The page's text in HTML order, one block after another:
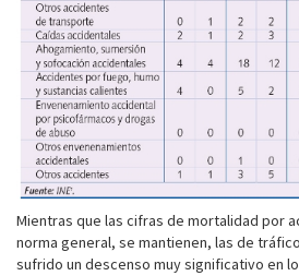
Mientras que las cifras de mortalidad por
norma general, se mantienen, las de
sufrido un descenso muy significativo en